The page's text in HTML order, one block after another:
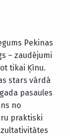
Pekinas
– zaudējumi
tikai Ķīnu.
stars vārdā
pasaules
no
praktiski